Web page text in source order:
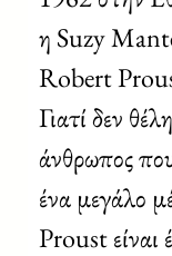
η Suzy
Robert
Γιατί δεν
άνθρωπος
ένα μεγάλο
Proust είναι